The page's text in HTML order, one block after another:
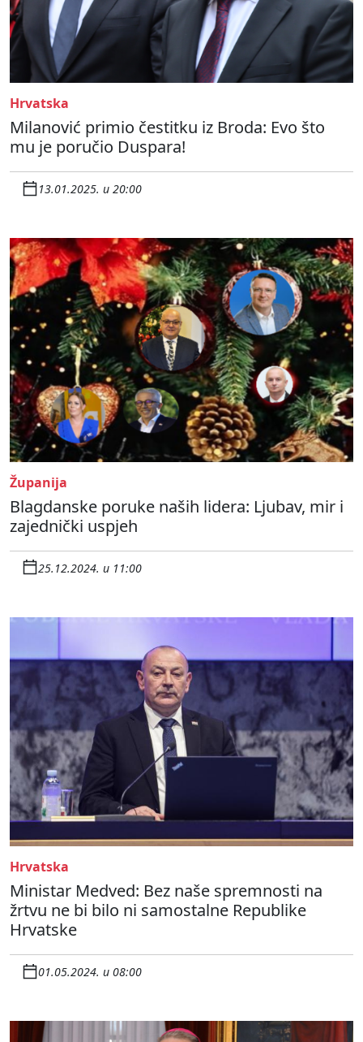
Hrvatska
Milanović primio čestitku iz Broda: Evo što
mu je poručio Duspara!
13.01.2025. u 20:00
Županija
Blagdanske poruke naših lidera: Ljubav, mir i
zajednički uspjeh
25.12.2024. u 11:00
Hrvatska
Ministar Medved: Bez naše spremnosti na
žrtvu ne bi bilo ni samostalne Republike
Hrvatske
01.05.2024. u 08:00